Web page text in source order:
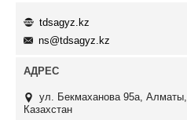
tdsagyz.kz
ns@tdsagyz.kz
ул. Бекмаханова 95а, Алматы,
Казахстан